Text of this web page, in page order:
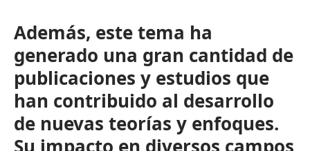
Además, este tema ha
generado una gran cantidad de
publicaciones y estudios que
han contribuido al desarrollo
de nuevas teorías y enfoques.